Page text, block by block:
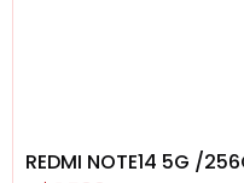
REDMI NOTE14 5G /